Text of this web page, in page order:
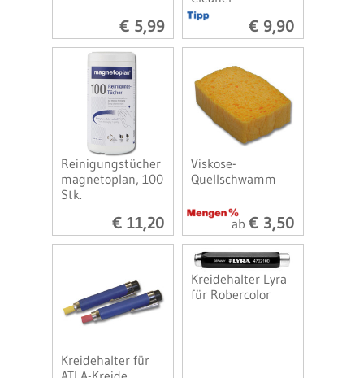
€ 5,99 € 9,90
Reinigungstücher
magnetoplan, 100
Stk.
€ 11,20
Viskose-
Quellschwamm
ab € 3,50
Kreidehalter für
Kreidehalter Lyra
für Robercolor